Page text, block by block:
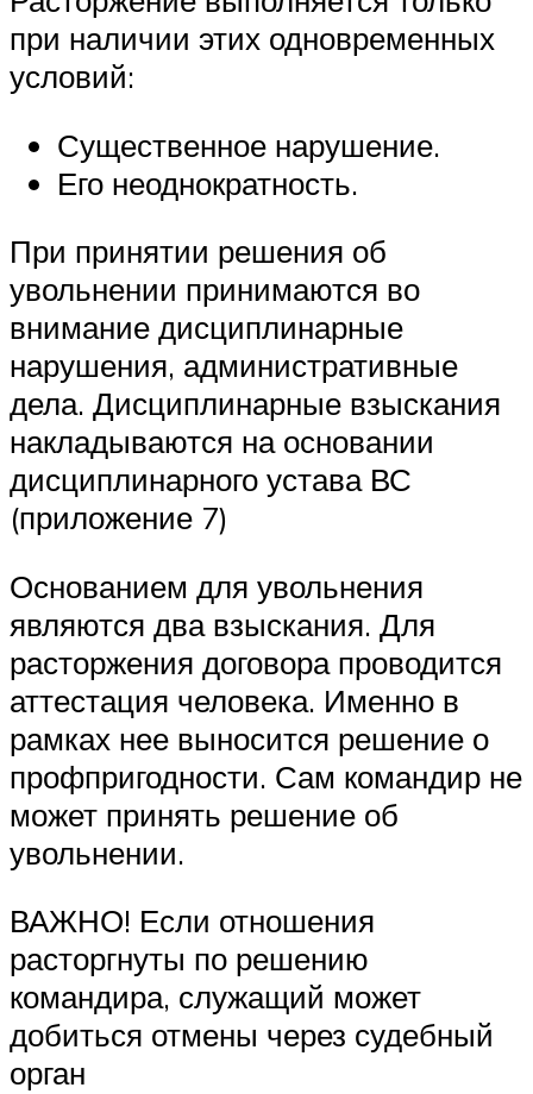
при наличии этих одновременных
условий:
Существенное нарушение.
Его неоднократность.
При принятии решения об
увольнении принимаются во
внимание дисциплинарные
нарушения, административные
дела. Дисциплинарные взыскания
накладываются на основании
дисциплинарного устава ВС
(приложение 7)
Основанием для увольнения
являются два взыскания. Для
расторжения договора проводится
аттестация человека. Именно в
рамках нее выносится решение о
профпригодности. Сам командир не
может принять решение об
увольнении.
ВАЖНО! Если отношения
расторгнуты по решению
командира, служащий может
добиться отмены через судебный
орган